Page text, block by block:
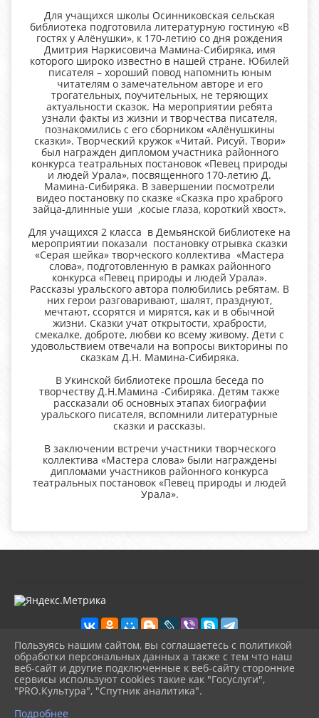
Для учащихся школы Осинниковская сельская
библиотека подготовила литературную гостиную «В
гостях у Алёнушки», к 170-летию со дня рождения
Дмитрия Наркисовича Мамина-Сибиряка, имя
которого широко известно в нашей стране. Юбилей
писателя – хороший повод напомнить юным
читателям о замечательном авторе и его
трогательных, поучительных, не теряющих
актуальности сказок. На мероприятии ребята
узнали факты из жизни и творчества писателя,
познакомились с его сборником «Алёнушкины
сказки». Творческий кружок «Читай. Рисуй. Твори»
был награжден дипломом участника районного
конкурса театральных постановок «Певец природы
и людей Урала», посвященного 170-летию Д.
Мамина-Сибиряка. В завершении посмотрели
видео постановку по сказке «Сказка про храброго
зайца-длинные уши ,косые глаза, короткий хвост».
Для учащихся 2 класса в Демьянской библиотеке на
мероприятии показали постановку отрывка сказки
«Серая шейка» творческого коллектива «Мастера
слова», подготовленную в рамках районного
конкурса «Певец природы и людей Урала».
Рассказы уральского автора полюбились ребятам. В
них герои разговаривают, шалят, празднуют,
мечтают, ссорятся и мирятся, как и в обычной
жизни. Сказки учат открытости, храбрости,
смекалке, доброте, любви ко всему живому. Дети с
удовольствием отвечали на вопросы викторины по
сказкам Д.Н. Мамина-Сибиряка.
В Укинской библиотеке прошла беседа по
творчеству Д.Н.Мамина -Сибиряка. Детям также
рассказали об основных этапах биографии
уральского писателя, вспомнили литературные
сказки и рассказы.
В заключении встречи участники творческого
коллектива «Мастера слова» были награждены
дипломами участников районного конкурса
театральных постановок «Певец природы и людей
Урала».
2026 г. kultura-uvat.ru
Вход
Карта сайта
Политика обработки персональных данных
Пользуясь нашим сайтом, вы соглашаетесь с политикой
обработки персональных данных а также с тем что наш
веб-сайт и другие подключенные к веб-сайту сторонние
сервисы используют cookies такие как "Госуслуги",
"PRO.Культура", "Спутник аналитика".
Подробнее